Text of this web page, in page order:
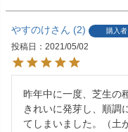
やすのけ 2 購入者
投稿日
2021/05/02
昨年中に一度、芝生の
きれいに発芽し、順調
てしまいました。（土